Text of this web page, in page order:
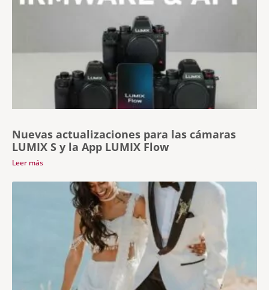
Nuevas actualizaciones para las cámaras
LUMIX S y la App LUMIX Flow
Leer más